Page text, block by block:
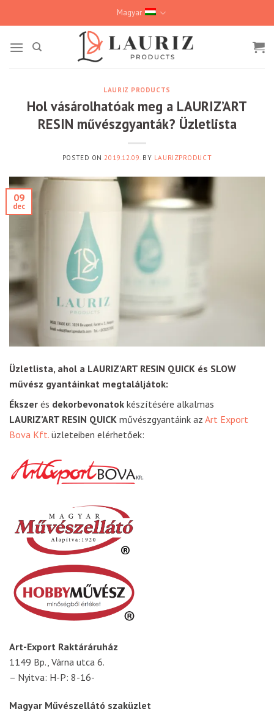
Magyar
LAURIZ PRODUCTS
Hol vásárolhatóak meg a LAURIZ’ART
RESIN művészgyanták? Üzletlista
POSTED ON 2019.12.09. BY LAURIZPRODUCT
09
dec
Üzletlista, ahol a LAURIZ’ART RESIN QUICK és SLOW
művész gyantáinkat megtaláljátok:
Ékszer és dekorbevonatok készítésére alkalmas
LAURIZ’ART RESIN QUICK művészgyantáink az Art Export
Bova Kft. üzleteiben elérhetőek:
Art-Export Raktáráruház
1149 Bp., Várna utca 6.
– Nyitva: H-P: 8-16-
Magyar Művészellátó szaküzlet